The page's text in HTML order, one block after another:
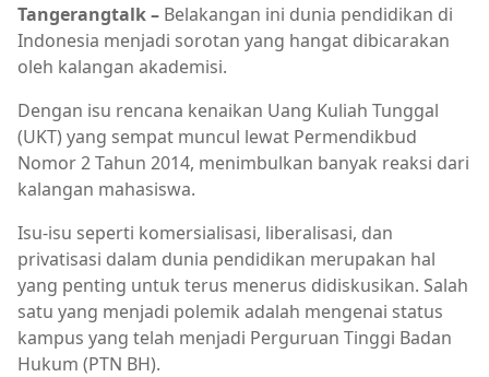
Tangerangtalk – Belakangan ini dunia pendidikan di
Indonesia menjadi sorotan yang hangat dibicarakan
oleh kalangan akademisi.
Dengan isu rencana kenaikan Uang Kuliah Tunggal
(UKT) yang sempat muncul lewat Permendikbud
Nomor 2 Tahun 2014, menimbulkan banyak reaksi dari
kalangan mahasiswa.
Isu-isu seperti komersialisasi, liberalisasi, dan
privatisasi dalam dunia pendidikan merupakan hal
yang penting untuk terus menerus didiskusikan. Salah
satu yang menjadi polemik adalah mengenai status
kampus yang telah menjadi Perguruan Tinggi Badan
Hukum (PTN BH).